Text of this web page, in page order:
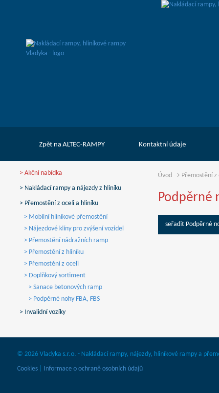
Zpět na ALTEC-RAMPY Kontaktní údaje
> Akční nabídka
> Nakládací rampy a nájezdy z hliníku
> Přemostění z oceli a hliníku
> Mobilní hliníkové přemostění
> Nájezdové klíny pro zvýšení vozidel
> Přemostění nádražních ramp
> Přemostění z hliníku
> Přemostění z oceli
> Doplňkový sortiment
> Sanace betonových ramp
> Podpěrné nohy FBA, FBS
> Invalidní vozíky
Úvod→ Přemostění z
Podpěrné
seřadit Podpěrné
© 2026 Vladyka s.r.o. - Nakládací rampy, nájezdy, hliníkové rampy a
Cookies
Informace o ochraně osobních údajů